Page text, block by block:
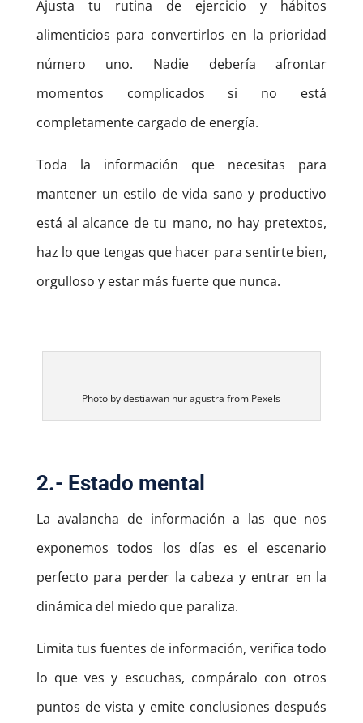
Ajusta tu rutina de ejercicio y hábitos
alimenticios para convertirlos en la prioridad
número uno. Nadie debería afrontar
momentos complicados si no está
completamente cargado de energía.
Toda la información que necesitas para
mantener un estilo de vida sano y productivo
está al alcance de tu mano, no hay pretextos,
haz lo que tengas que hacer para sentirte bien,
orgulloso y estar más fuerte que nunca.
Photo by destiawan nur agustra from Pexels
2.- Estado mental
La avalancha de información a las que nos
exponemos todos los días es el escenario
perfecto para perder la cabeza y entrar en la
dinámica del miedo que paraliza.
Limita tus fuentes de información, verifica todo
lo que ves y escuchas, compáralo con otros
puntos de vista y emite conclusiones después